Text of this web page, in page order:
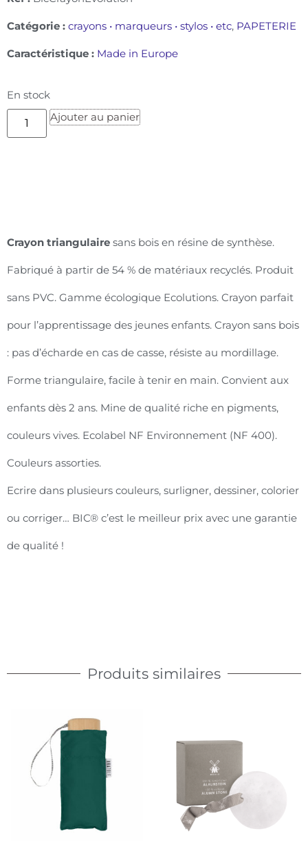
Catégorie : crayons • marqueurs • stylos • etc, PAPETERIE
Caractéristique : Made in Europe
En stock
Ajouter au panier
Crayon triangulaire sans bois en résine de synthèse.
Fabriqué à partir de 54 % de matériaux recyclés. Produit
sans PVC. Gamme écologique Ecolutions. Crayon parfait
pour l’apprentissage des jeunes enfants. Crayon sans bois
: pas d’écharde en cas de casse, résiste au mordillage.
Forme triangulaire, facile à tenir en main. Convient aux
enfants dès 2 ans. Mine de qualité riche en pigments,
couleurs vives. Ecolabel NF Environnement (NF 400).
Couleurs assorties.
Ecrire dans plusieurs couleurs, surligner, dessiner, colorier
ou corriger… BIC® c’est le meilleur prix avec une garantie
de qualité !
Produits similaires